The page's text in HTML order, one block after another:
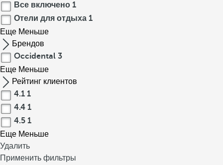
Все включено 1
Отели для отдыха 1
Еще Меньше
Брендов
Occidental 3
Еще Меньше
Рейтинг клиентов
4.1 1
4.4 1
4.5 1
Еще Меньше
Удалить
Применить фильтры